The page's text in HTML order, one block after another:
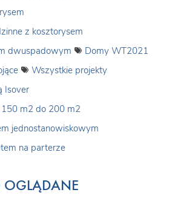
z kosztorysem
dwuspadowym
Domy WT2021
Wszystkie projekty
Isover
m2 do 200 m2
jednostanowiskowym
na parterze
OGLĄDANE